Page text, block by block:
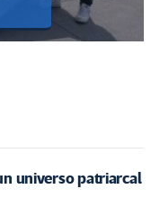
universo patriarcal